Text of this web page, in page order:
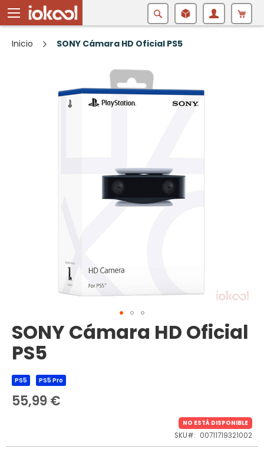
Buscar
Inicio SONY Cámara HD Oficial PS5
Saltar
al
comienzo
de
la
galería
de
imágenes
SONY Cámara HD Oficial
PS5
PS5 PS5 Pro
55,99 €
NO ESTÁ DISPONIBLE
SKU 00711719321002